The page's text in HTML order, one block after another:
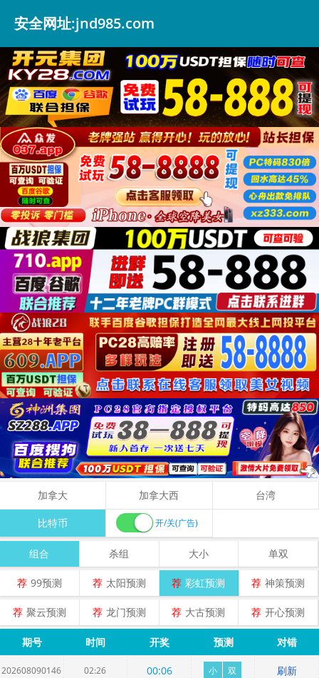
安全网址:jnd985.com
加拿大 加拿大西 台湾
比特币 开/关(广告)
组合 杀组 大小 单双
荐 99预测 荐 太阳预测 荐 彩虹预测 荐 神策预测
荐 聚云预测 荐 龙门预测 荐 大古预测 荐 开心预测
期号 时间 开奖 预测 对错
202608090146 02:26 00:05 小 双 刷新